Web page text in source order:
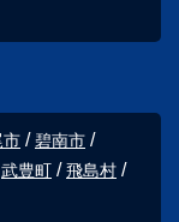
市
碧南市
武豊町
飛島村